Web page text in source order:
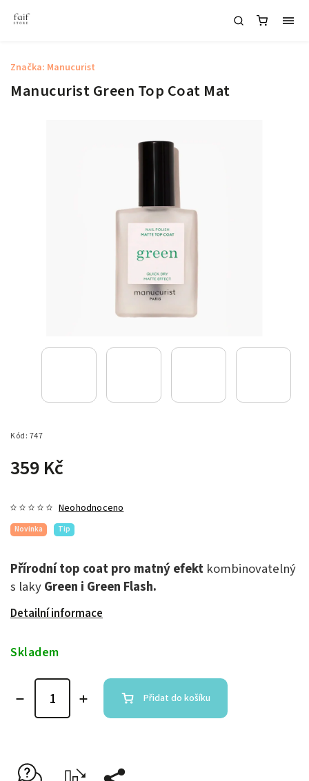
Manucurist Green Top Coat Mat
Kód: 747
359 Kč
Novinka Tip
Neohodnoceno
Přírodní top coat pro matný efekt kombinovatelný
s lakyGreen i Green Flash.
Detailní informace
Značka: Manucurist
Skladem
Přidat do košíku